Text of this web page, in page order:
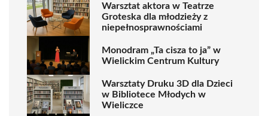
Warsztat aktora w Teatrze
Groteska dla młodzieży z
niepełnosprawnościami
Monodram „Ta cisza to ja” w
Wielickim Centrum Kultury
Warsztaty Druku 3D dla Dzieci
w Bibliotece Młodych w
Wieliczce